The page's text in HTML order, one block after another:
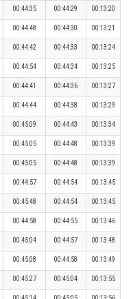
00:44:35 00:44:29 00:13:20
00:44:48 00:44:30 00:13:21
00:44:42 00:44:33 00:13:24
00:44:54 00:44:34 00:13:25
00:44:41 00:44:36 00:13:27
00:44:44 00:44:38 00:13:29
00:45:09 00:44:43 00:13:34
00:45:05 00:44:48 00:13:39
00:45:05 00:44:48 00:13:39
00:44:57 00:44:54 00:13:45
00:45:48 00:44:54 00:13:45
00:44:58 00:44:55 00:13:46
00:45:04 00:44:57 00:13:48
00:45:08 00:44:58 00:13:49
00:45:27 00:45:04 00:13:55